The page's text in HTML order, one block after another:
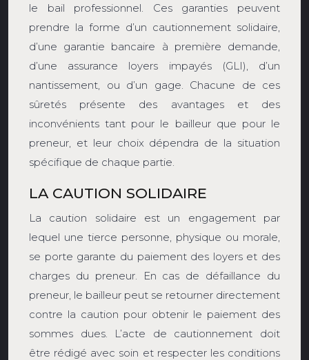
le bail professionnel. Ces garanties peuvent
prendre la forme d’un cautionnement solidaire,
d’une garantie bancaire à première demande,
d’une assurance loyers impayés (GLI), d’un
nantissement, ou d’un gage. Chacune de ces
sûretés présente des avantages et des
inconvénients tant pour le bailleur que pour le
preneur, et leur choix dépendra de la situation
spécifique de chaque partie.
LA CAUTION SOLIDAIRE
La caution solidaire est un engagement par
lequel une tierce personne, physique ou morale,
se porte garante du paiement des loyers et des
charges du preneur. En cas de défaillance du
preneur, le bailleur peut se retourner directement
contre la caution pour obtenir le paiement des
sommes dues. L’acte de cautionnement doit
être rédigé avec soin et respecter les conditions